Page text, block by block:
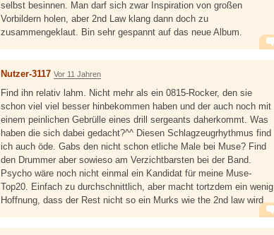
selbst besinnen. Man darf sich zwar Inspiration von großen
Vorbildern holen, aber 2nd Law klang dann doch zu
zusammengeklaut. Bin sehr gespannt auf das neue Album.
Alarm Antworten
Nutzer-3117 Vor 11 Jahren
Find ihn relativ lahm. Nicht mehr als ein 0815-Rocker, den sie
schon viel viel besser hinbekommen haben und der auch noch mit
einem peinlichen Gebrülle eines drill sergeants daherkommt. Was
haben die sich dabei gedacht?^^ Diesen Schlagzeugrhythmus find
ich auch öde. Gabs den nicht schon etliche Male bei Muse? Find
den Drummer aber sowieso am Verzichtbarsten bei der Band.
Psycho wäre noch nicht einmal ein Kandidat für meine Muse-
Top20. Einfach zu durchschnittlich, aber macht tortzdem ein wenig
Hoffnung, dass der Rest nicht so ein Murks wie the 2nd law wird.
Alarm Antworten